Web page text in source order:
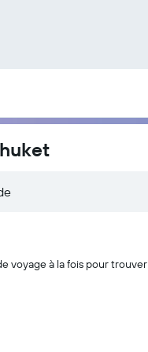
voyage à la fois pour trouver